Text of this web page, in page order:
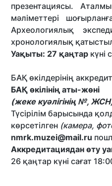
презентациясы.
мәліметтері
Археологиялық
хронологиялық
Уақыты: 27 қаңтар күні
БАҚ өкілдерінің
БАҚ өкілінің аты-жөні
(жеке куәлігінің №,
Түсірілім барысында
көрсетілген (камера,
nmrk.muzei@mail.ru
Аккредитациядан өту
26 қаңтар күні сағат